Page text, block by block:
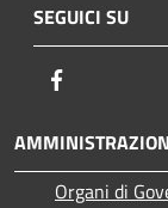
SEGUICI SU
Organi di